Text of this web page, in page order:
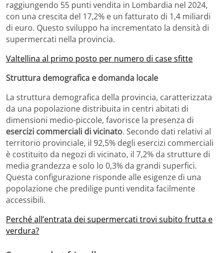
raggiungendo 55 punti vendita in Lombardia nel 2024,
con una crescita del 17,2% e un fatturato di 1,4 miliardi
di euro. Questo sviluppo ha incrementato la densità di
supermercati nella provincia.
Valtellina al primo posto per numero di case sfitte
Struttura demografica e domanda locale
La struttura demografica della provincia, caratterizzata
da una popolazione distribuita in centri abitati di
dimensioni medio-piccole, favorisce la presenza di
esercizi commerciali di vicinato. Secondo dati relativi al
territorio provinciale, il 92,5% degli esercizi commerciali
è costituito da negozi di vicinato, il 7,2% da strutture di
media grandezza e solo lo 0,3% da grandi superfici.
Questa configurazione risponde alle esigenze di una
popolazione che predilige punti vendita facilmente
accessibili.
Perché all’entrata dei supermercati trovi subito frutta e
verdura?